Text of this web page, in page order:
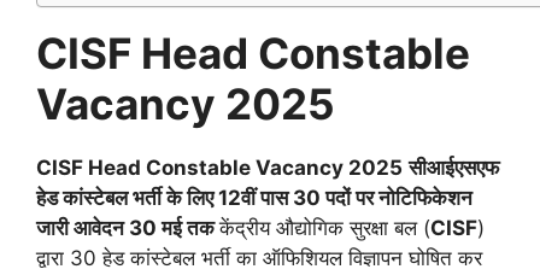
CISF Head Constable
Vacancy 2025
CISF Head Constable Vacancy 2025 सीआईएसएफ
हेड कांस्टेबल भर्ती के लिए 12वीं पास 30 पदों पर नोटिफिकेशन
जारी आवेदन 30 मई तककेंद्रीय औद्योगिक सुरक्षा बल (CISF)
द्वारा 30 हेड कांस्टेबल भर्ती का ऑफिशियल विज्ञापन घोषित कर